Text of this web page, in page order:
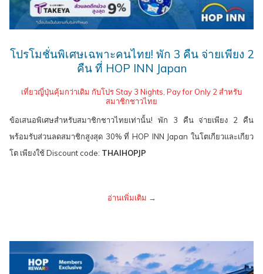
โปรโมชั่นพิเศษเฉพาะคนไทย! พัก 3 คืน จ่ายเพียง 2
คืน ที่ HOP INN Japan
เที่ยวญี่ปุ่นคุ้มกว่าเดิม กับโปร Stay 3 Nights, Pay for Only 2 สำหรับ
สมาชิกชาวไทย
ข้อเสนอพิเศษสำหรับสมาชิกชาวไทยเท่านั้น! พัก 3 คืน จ่ายเพียง 2 คืน
พร้อมรับส่วนลดสมาชิกสูงสุด 30% ที่ HOP INN Japan ในโตเกียวและเกียว
โต เพียงใช้ Discount code: THAIHOPJP
อ่านเพิ่มเติม